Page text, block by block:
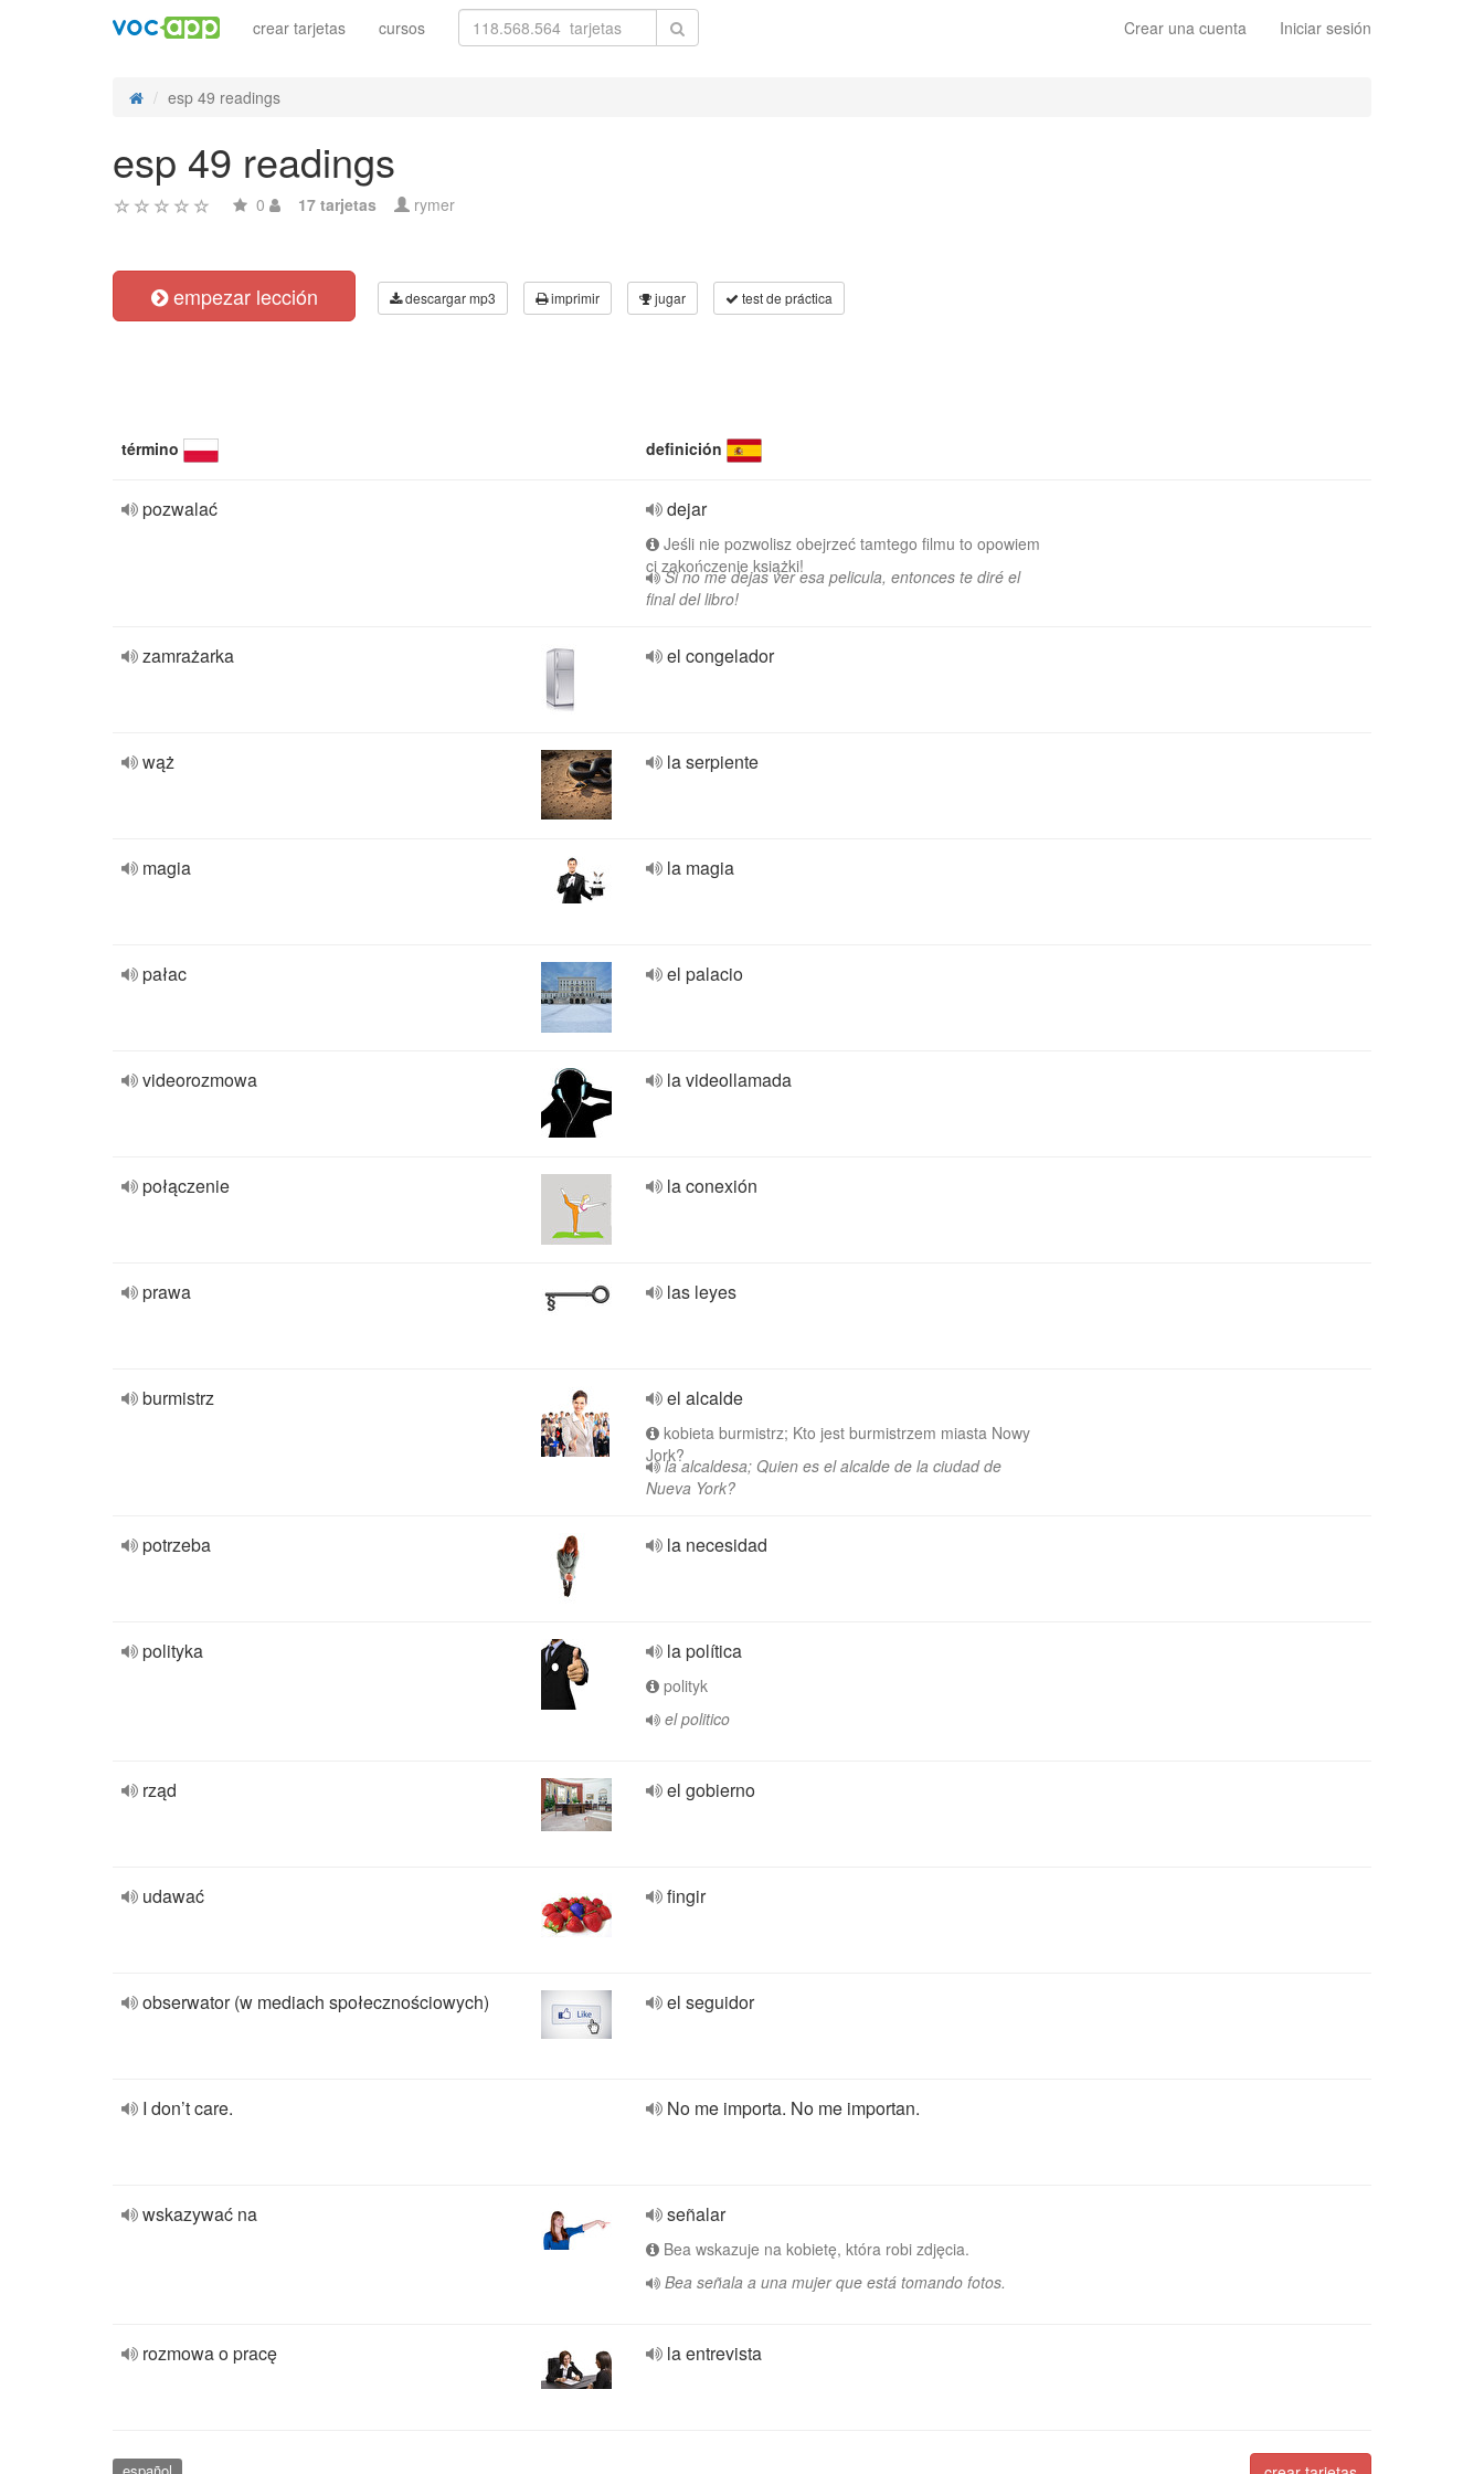
Crear una cuenta Iniciar sesión
crear tarjetas cursos
esp 49 readings
esp 49 readings
0 17 tarjetas rymer
empezar lección descargar mp3 imprimir jugar test de práctica
término definición
pozwalać dejar
Jeśli nie pozwolisz obejrzeć tamtego filmu to opowiem
ci zakończenie książki!
Si no me dejas ver esa pelicula, entonces te diré el
final del libro!
zamrażarka el congelador
wąż la serpiente
magia la magia
pałac el palacio
videorozmowa la videollamada
połączenie la conexión
prawa las leyes
burmistrz el alcalde
kobieta burmistrz; Kto jest burmistrzem miasta Nowy
Jork?la alcaldesa; Quien es el alcalde de la ciudad de
Nueva York?
potrzeba la necesidad
polityka la política
polityk
el politico
rząd el gobierno
udawać fingir
obserwator (w mediach społecznościowych) el seguidor
I don’t care. No me importa. No me importan.
wskazywać na señalar
Bea wskazuje na kobietę, która robi zdjęcia.
Bea señala a una mujer que está tomando fotos.
rozmowa o pracę la entrevista